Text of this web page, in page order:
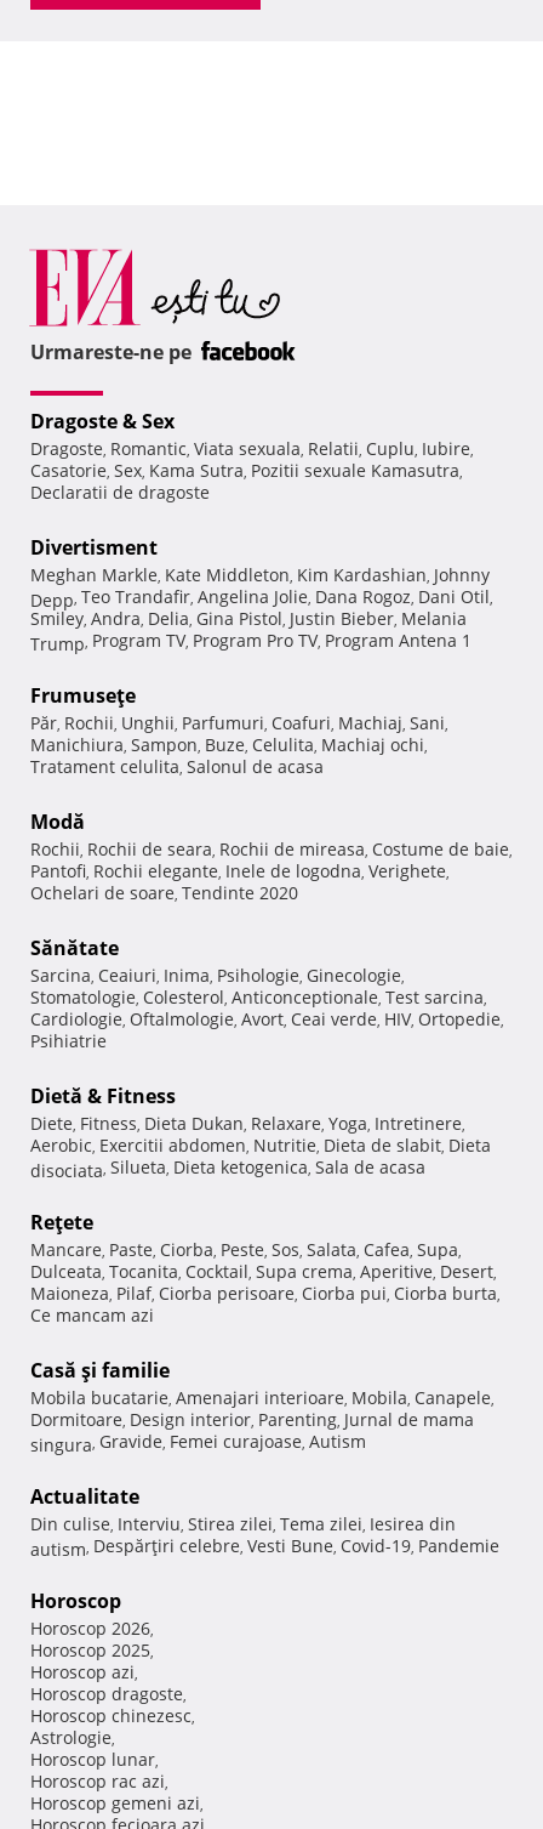
Urmareste-ne pe
Dragoste & Sex
Dragoste, Romantic, Viata sexuala, Relatii, Cuplu, Iubire,
Casatorie, Sex, Kama Sutra, Pozitii sexuale Kamasutra,
Declaratii de dragoste
Divertisment
Meghan Markle, Kate Middleton, Kim Kardashian, Johnny
Depp, Teo Trandafir, Angelina Jolie, Dana Rogoz, Dani Otil,
Smiley, Andra, Delia, Gina Pistol, Justin Bieber, Melania
Trump, Program TV, Program Pro TV, Program Antena 1
Frumuseţe
Păr, Rochii, Unghii, Parfumuri, Coafuri, Machiaj, Sani,
Manichiura, Sampon, Buze, Celulita, Machiaj ochi,
Tratament celulita, Salonul de acasa
Modă
Rochii, Rochii de seara, Rochii de mireasa, Costume de baie,
Pantofi, Rochii elegante, Inele de logodna, Verighete,
Ochelari de soare, Tendinte 2020
Sănătate
Sarcina, Ceaiuri, Inima, Psihologie, Ginecologie,
Stomatologie, Colesterol, Anticonceptionale, Test sarcina,
Cardiologie, Oftalmologie, Avort, Ceai verde, HIV, Ortopedie,
Psihiatrie
Dietă & Fitness
Diete, Fitness, Dieta Dukan, Relaxare, Yoga, Intretinere,
Aerobic, Exercitii abdomen, Nutritie, Dieta de slabit, Dieta
disociata, Silueta, Dieta ketogenica, Sala de acasa
Reţete
Mancare, Paste, Ciorba, Peste, Sos, Salata, Cafea, Supa,
Dulceata, Tocanita, Cocktail, Supa crema, Aperitive, Desert,
Maioneza, Pilaf, Ciorba perisoare, Ciorba pui, Ciorba burta,
Ce mancam azi
Casă şi familie
Mobila bucatarie, Amenajari interioare, Mobila, Canapele,
Dormitoare, Design interior, Parenting, Jurnal de mama
singura, Gravide, Femei curajoase, Autism
Actualitate
Din culise, Interviu, Stirea zilei, Tema zilei, Iesirea din
autism, Despărţiri celebre, Vesti Bune, Covid-19, Pandemie
Horoscop
Horoscop 2026,
Horoscop 2025,
Horoscop azi,
Horoscop dragoste,
Horoscop chinezesc,
Astrologie,
Horoscop lunar,
Horoscop rac azi,
Horoscop gemeni azi,